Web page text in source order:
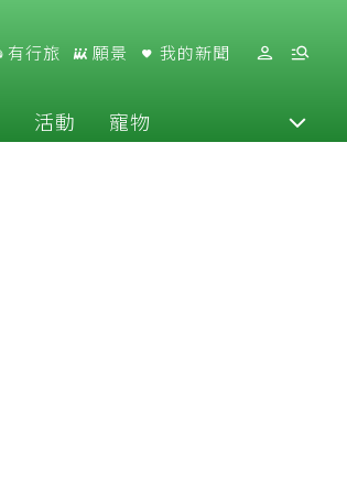
有行旅 願景 我的新聞
活動 寵物